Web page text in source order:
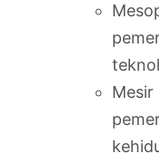
Mesir